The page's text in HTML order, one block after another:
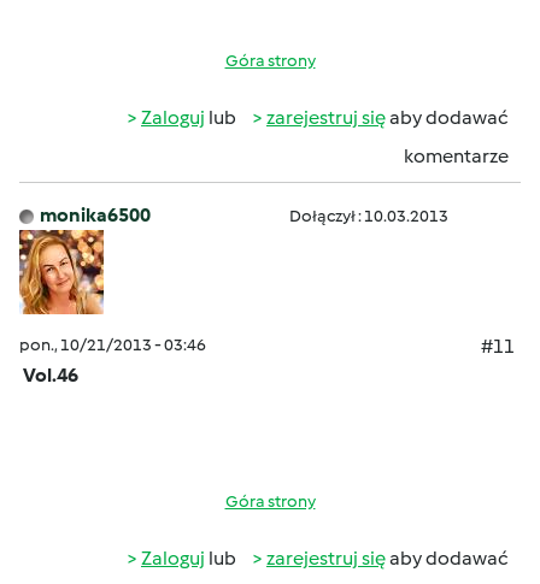
Góra strony
Zaloguj lub zarejestruj sięaby dodawać
komentarze
monika6500 Dołączył : 10.03.2013
pon., 10/21/2013 - 03:46
#11
Vol.46
Góra strony
Zaloguj lub zarejestruj sięaby dodawać